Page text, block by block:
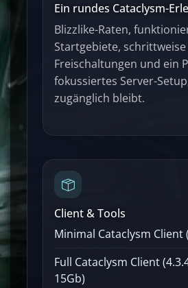
Ein rundes Cataclysm-
Blizzlike-Raten,
Startgebiete, schrittweise
Freischaltungen und ein
fokussiertes Server-
zugänglich bleibt.
Client & Tools
Minimal Cataclysm Client
Full Cataclysm Client
15Gb)